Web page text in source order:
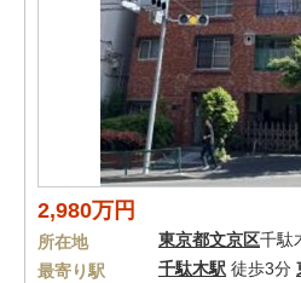
2,980万円
所在地 東京都文京区千駄
最寄り駅
千駄木駅 徒歩3分